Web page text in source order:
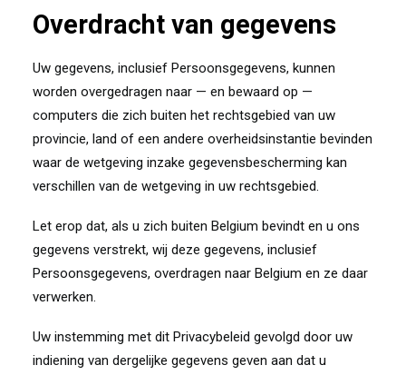
Overdracht van gegevens
Uw gegevens, inclusief Persoonsgegevens, kunnen
worden overgedragen naar — en bewaard op —
computers die zich buiten het rechtsgebied van uw
provincie, land of een andere overheidsinstantie bevinden
waar de wetgeving inzake gegevensbescherming kan
verschillen van de wetgeving in uw rechtsgebied.
Let erop dat, als u zich buiten Belgium bevindt en u ons
gegevens verstrekt, wij deze gegevens, inclusief
Persoonsgegevens, overdragen naar Belgium en ze daar
verwerken.
Uw instemming met dit Privacybeleid gevolgd door uw
indiening van dergelijke gegevens geven aan dat u